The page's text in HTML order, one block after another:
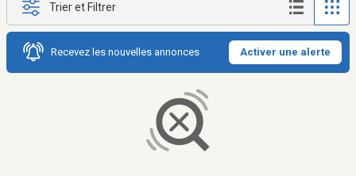
Trier et Filtrer
Recevez les nouvelles annonces Activer une alerte